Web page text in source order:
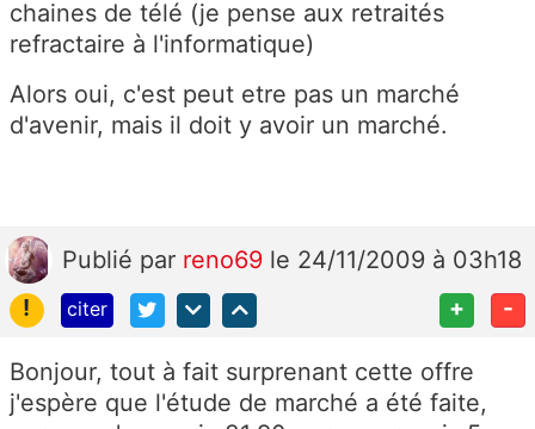
chaines de télé (je pense aux retraités
refractaire à l'informatique)
Alors oui, c'est peut etre pas un marché
d'avenir, mais il doit y avoir un marché.
Publié par reno69 le 24/11/2009 à 03h18
!
citer + -
Bonjour, tout à fait surprenant cette offre
j'espère que l'étude de marché a été faite,